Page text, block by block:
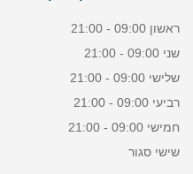
ראשון 09:00 - 21:00
שני 09:00 - 21:00
שלישי 09:00 - 21:00
רביעי 09:00 - 21:00
חמישי 09:00 - 21:00
שישי סגור